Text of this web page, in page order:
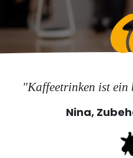
"Kaffeetrinken ist ein
Nina,